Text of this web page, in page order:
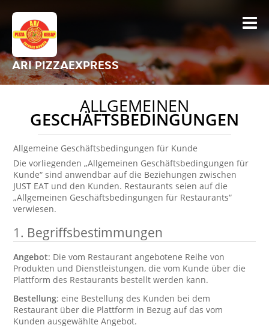
ARI PIZZAEXPRESS
ALLGEMEINEN
GESCHÄFTSBEDINGUNGEN
Allgemeine Geschäftsbedingungen für Kunde
Die vorliegenden „Allgemeinen Geschäftsbedingungen für
Kunde“ sind anwendbar auf die Beziehungen zwischen
JUST EAT und den Kunden. Restaurants seien auf die
„Allgemeinen Geschäftsbedingungen für Restaurants“
verwiesen.
1. Begriffsbestimmungen
Angebot: Die vom Restaurant angebotene Reihe von
Produkten und Dienstleistungen, die vom Kunde über die
Plattform des Restaurants bestellt werden kann.
Bestellung: eine Bestellung des Kunden bei dem
Restaurant über die Plattform in Bezug auf das vom
Kunden ausgewählte Angebot.